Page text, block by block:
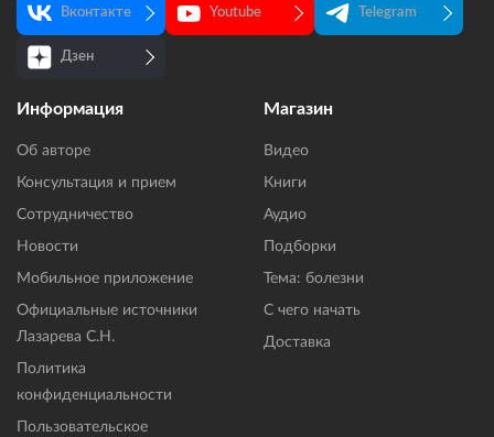
Вконтакте Youtube Telegram
Дзен
Информация
Об авторе
Консультация и прием
Сотрудничество
Новости
Мобильное приложение
Официальные источники
Лазарева С.Н.
Политика
конфиденциальности
Пользовательское
Магазин
Видео
Книги
Аудио
Подборки
Тема: болезни
С чего начать
Доставка